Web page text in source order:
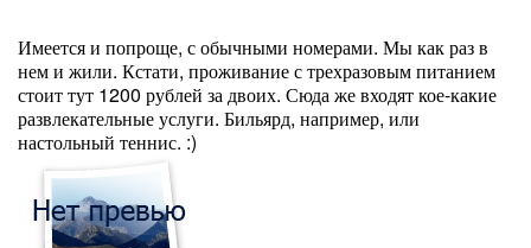
Имеется и попроще, с обычными номерами. Мы как раз в
нем и жили. Кстати, проживание с трехразовым питанием
стоит тут 1200 рублей за двоих. Сюда же входят кое-какие
развлекательные услуги. Бильярд, например, или
настольный теннис. :)